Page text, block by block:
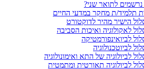
נרשמים לתואר שני?
תלמיד/ת מחקר במדעי החיים
הישיר מהיר לדוקטורט
לאקולוגיה ואיכות הסביבה
לביואינפורמטיקה
לביוטכנולוגיה
לביולוגיה של התא ואימונולוגיה
לביולוגיה תאורטית ומתמטית